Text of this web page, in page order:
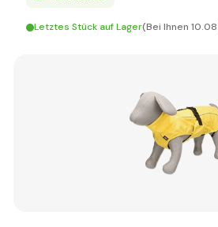
Letztes Stück auf Lager(Bei Ihnen